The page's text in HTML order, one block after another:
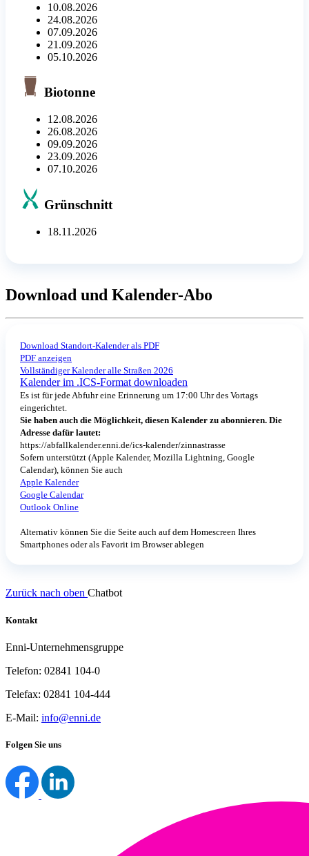
10.08.2026
24.08.2026
07.09.2026
21.09.2026
05.10.2026
Biotonne
12.08.2026
26.08.2026
09.09.2026
23.09.2026
07.10.2026
Grünschnitt
18.11.2026
Download und Kalender-Abo
Download Standort-Kalender als PDF
PDF anzeigen
Vollständiger Kalender alle Straßen 2026
Kalender im .ICS-Format downloaden
Es ist für jede Abfuhr eine Erinnerung um 17:00 Uhr des Vortags
eingerichtet.
Sie haben auch die Möglichkeit, diesen Kalender zu abonnieren. Die
Adresse dafür lautet:
https://abfallkalender.enni.de/ics-kalender/zinnastrasse
Sofern unterstützt (Apple Kalender, Mozilla Lightning, Google
Calendar), können Sie auch
Apple Kalender
Google Calendar
Outlook Online
Alternativ können Sie die Seite auch auf dem Homescreen Ihres
Smartphones oder als Favorit im Browser ablegen
Zurück nach oben Chatbot
Kontakt
Enni-Unternehmensgruppe
Telefon: 02841 104-0
Telefax: 02841 104-444
E-Mail: info@enni.de
Folgen Sie uns